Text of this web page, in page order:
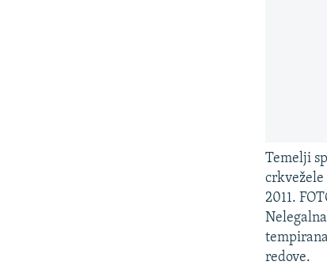
Temelji
crkvežele
2011.
redove.